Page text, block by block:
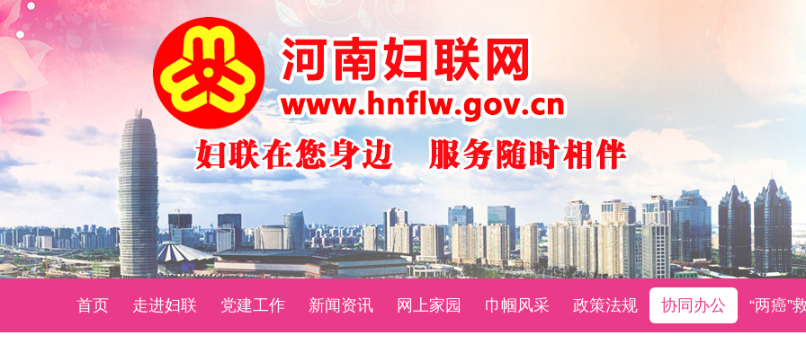
首页 走进妇联 党建工作 新闻资讯 网上家园 巾帼风采 政策法规 协同办公 “两癌”